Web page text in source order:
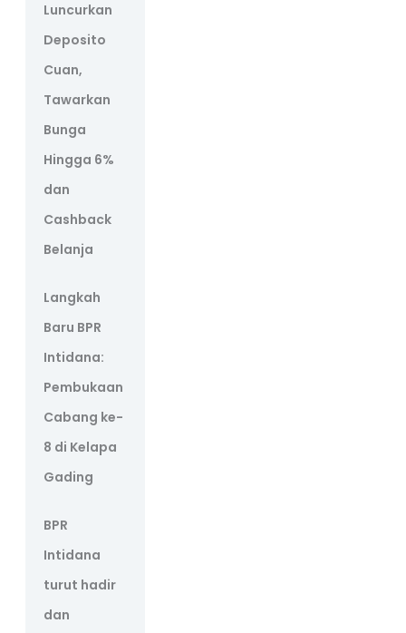
Luncurkan
Deposito
Cuan,
Tawarkan
Bunga
Hingga 6%
dan
Cashback
Belanja
Langkah
Baru BPR
Intidana:
Pembukaan
Cabang ke-
8 di Kelapa
Gading
BPR
Intidana
turut hadir
dan